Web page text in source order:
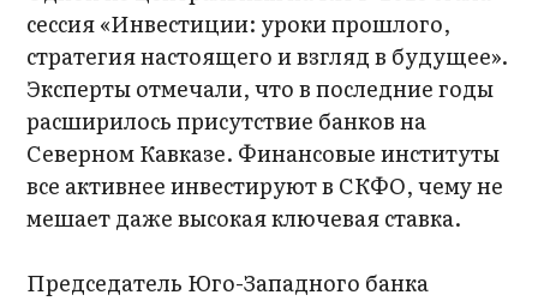
сессия «Инвестиции: уроки прошлого,
стратегия настоящего и взгляд в будущее».
Эксперты отмечали, что в последние годы
расширилось присутствие банков на
Северном Кавказе. Финансовые институты
все активнее инвестируют в СКФО, чему не
мешает даже высокая ключевая ставка.
Председатель Юго-Западного банка